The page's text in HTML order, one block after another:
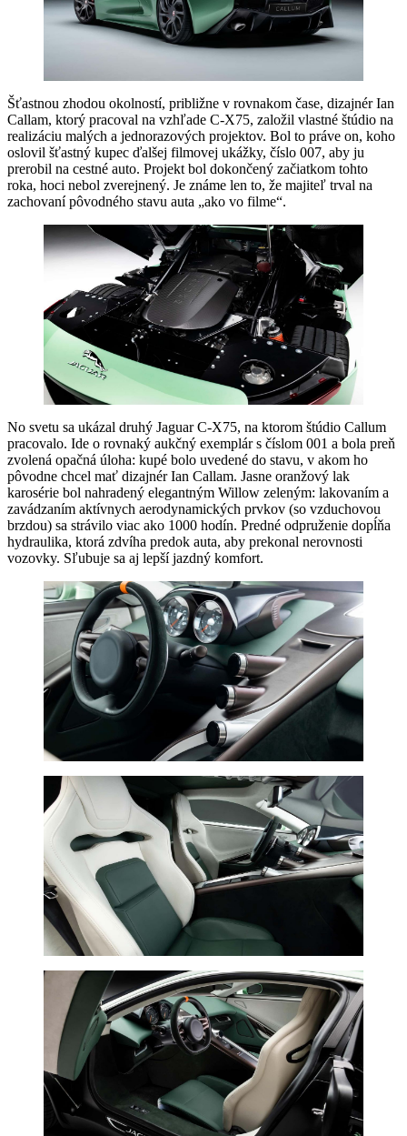
Šťastnou zhodou okolností, približne v rovnakom čase, dizajnér Ian
Callam, ktorý pracoval na vzhľade C-X75, založil vlastné štúdio na
realizáciu malých a jednorazových projektov. Bol to práve on, koho
oslovil šťastný kupec ďalšej filmovej ukážky, číslo 007, aby ju
prerobil na cestné auto. Projekt bol dokončený začiatkom tohto
roka, hoci nebol zverejnený. Je známe len to, že majiteľ trval na
zachovaní pôvodného stavu auta „ako vo filme“.
No svetu sa ukázal druhý Jaguar C-X75, na ktorom štúdio Callum
pracovalo. Ide o rovnaký aukčný exemplár s číslom 001 a bola preň
zvolená opačná úloha: kupé bolo uvedené do stavu, v akom ho
pôvodne chcel mať dizajnér Ian Callam. Jasne oranžový lak
karosérie bol nahradený elegantným Willow zeleným: lakovaním a
zavádzaním aktívnych aerodynamických prvkov (so vzduchovou
brzdou) sa strávilo viac ako 1000 hodín. Predné odpruženie dopĺňa
hydraulika, ktorá zdvíha predok auta, aby prekonal nerovnosti
vozovky. Sľubuje sa aj lepší jazdný komfort.